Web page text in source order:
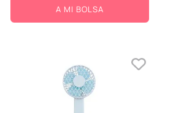
A MI BOLSA